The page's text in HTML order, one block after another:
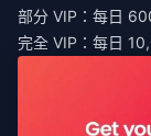
部分 VIP：每日
完全 VIP：每日